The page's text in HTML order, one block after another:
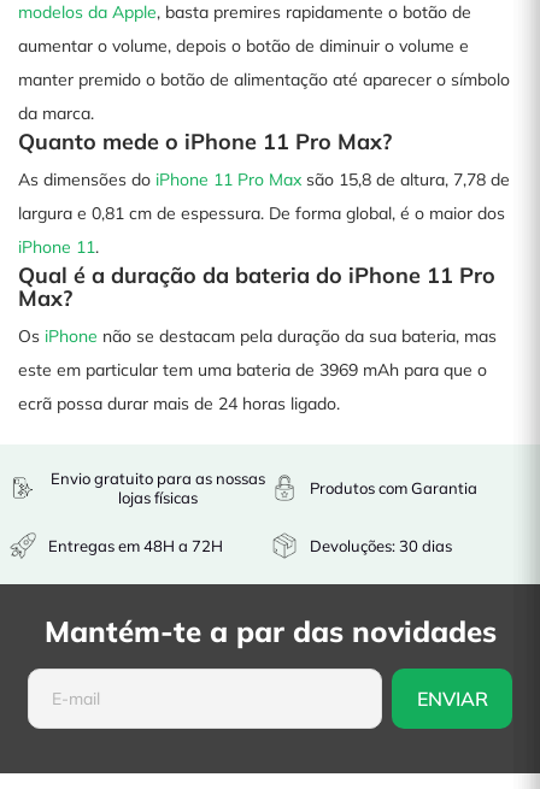
modelos da Apple, basta premires rapidamente o botão de
aumentar o volume, depois o botão de diminuir o volume e
manter premido o botão de alimentação até aparecer o símbolo
da marca.
Quanto mede o iPhone 11 Pro Max?
As dimensões do iPhone 11 Pro Max são 15,8 de altura, 7,78 de
largura e 0,81 cm de espessura. De forma global, é o maior dos
iPhone 11.
Qual é a duração da bateria do iPhone 11 Pro
Max?
Os iPhone não se destacam pela duração da sua bateria, mas
este em particular tem uma bateria de 3969 mAh para que o
ecrã possa durar mais de 24 horas ligado.
Envio gratuito para as nossas
lojas físicas
Entregas em 48H a 72H
Produtos com Garantia
Devoluções: 30 dias
Mantém-te a par das novidades